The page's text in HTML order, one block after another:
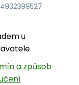
4932399527
u
a způsob